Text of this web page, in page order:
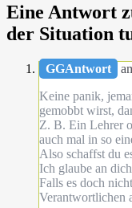
Eine Antwort
der Situation
GGAntwort
Keine panik,
gemobbt wirst,
Z. B. Ein Lehrer
auch mal in so
Also schaffst du
Ich glaube an
Falls es doch
Verantwortlichen